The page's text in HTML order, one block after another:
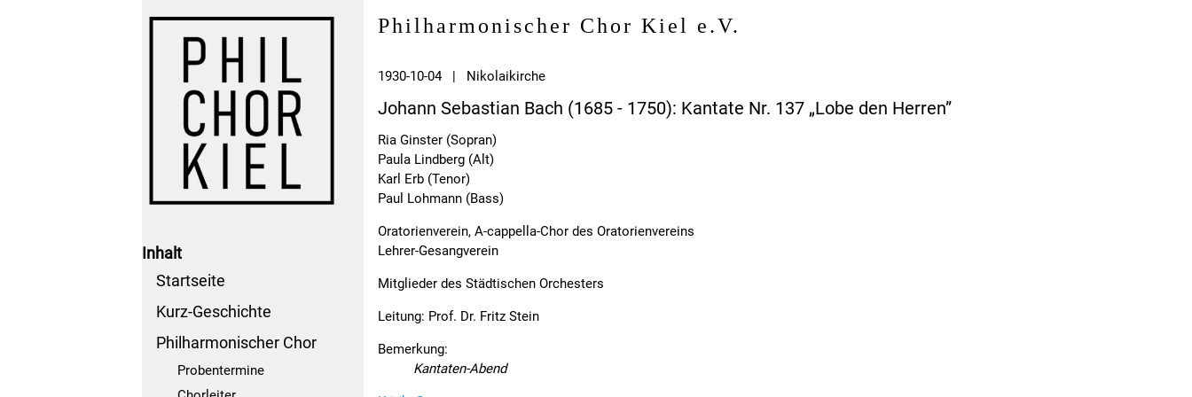
Inhalt
Startseite
Kurz-Geschichte
Philharmonischer Chor
Probentermine
Philharmonischer Chor Kiel e.V.
1930-10-04 | Nikolaikirche
Johann Sebastian Bach (1685 - 1750): Kantate Nr. 137 „Lobe den Herren”
Ria Ginster (Sopran)
Paula Lindberg (Alt)
Karl Erb (Tenor)
Paul Lohmann (Bass)
Oratorienverein, A-cappella-Chor des Oratorienvereins
Lehrer-Gesangverein
Mitglieder des Städtischen Orchesters
Leitung: Prof. Dr. Fritz Stein
Bemerkung:
Kantaten-Abend